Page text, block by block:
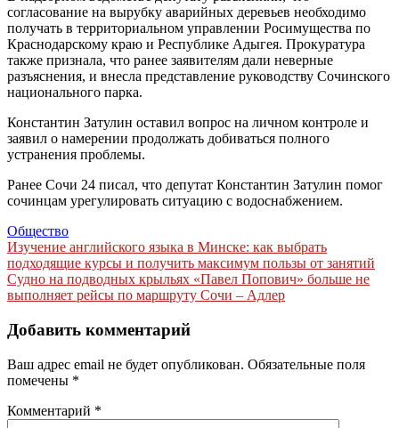
согласование на вырубку аварийных деревьев необходимо
получать в территориальном управлении Росимущества по
Краснодарскому краю и Республике Адыгея. Прокуратура
также признала, что ранее заявителям дали неверные
разъяснения, и внесла представление руководству Сочинского
национального парка.
Константин Затулин оставил вопрос на личном контроле и
заявил о намерении продолжать добиваться полного
устранения проблемы.
Ранее Сочи 24 писал, что депутат Константин Затулин помог
сочинцам урегулировать ситуацию с водоснабжением.
Общество
Навигация
по
записям
Изучение английского языка в Минске: как выбрать
подходящие курсы и получить максимум пользы от занятий
Судно на подводных крыльях «Павел Попович» больше не
выполняет рейсы по маршруту Сочи – Адлер
Добавить комментарий
Ваш адрес email не будет опубликован. Обязательные поля
помечены *
Комментарий *